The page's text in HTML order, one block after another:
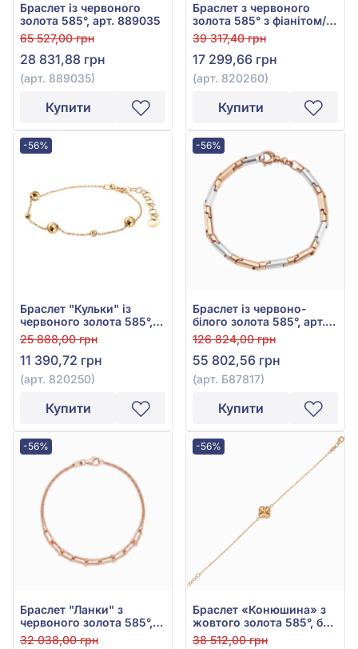
Браслет із червоного
золота 585°, арт. 889035
65 527,00 грн
28 831,88 грн
(арт. 889035)
Купити
Браслет з червоного
золота 585° з фіанітом/
куб.цирконієм, арт.
820260
39 317,40 грн
17 299,66 грн
(арт. 820260)
Купити
-56%
Браслет "Кульки" із
червоного золота 585°,
арт. 820250
25 888,00 грн
11 390,72 грн
(арт. 820250)
Купити
-56%
Браслет із червоно-
білого золота 585°, арт.
Б87817
126 824,00 грн
55 802,56 грн
(арт. Б87817)
Купити
-56%
Браслет "Ланки" з
червоного золота 585°,
без вставки, арт. 2010182
32 038,00 грн
-56%
Браслет «Конюшина» з
жовтого золота 585°, без
вставки, арт. 2010194ж
38 512,00 грн